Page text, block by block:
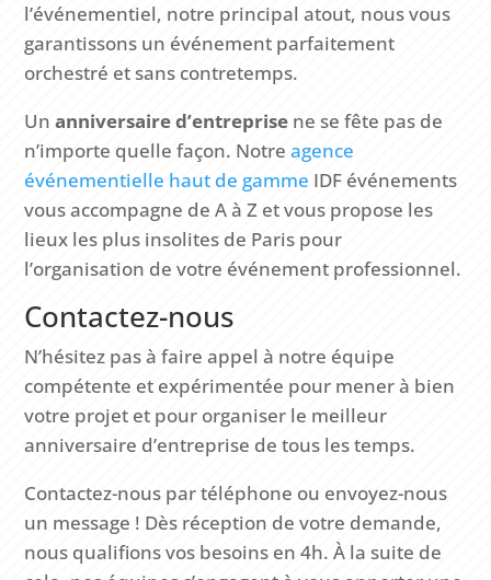
l’événementiel, notre principal atout, nous vous
garantissons un événement parfaitement
orchestré et sans contretemps.
Unanniversaire d’entreprise ne se fête pas de
n’importe quelle façon. Notreagence
événementielle haut de gamme IDF événements
vous accompagne de A à Z et vous propose les
lieux les plus insolites de Paris pour
l’organisation de votre événement professionnel.
Contactez-nous
N’hésitez pas à faire appel à notre équipe
compétente et expérimentée pour mener à bien
votre projet et pour organiser le meilleur
anniversaire d’entreprise de tous les temps.
Contactez-nous par téléphone ou envoyez-nous
un message ! Dès réception de votre demande,
nous qualifions vos besoins en 4h. À la suite de